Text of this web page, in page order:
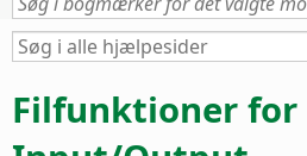
Filfunktioner for